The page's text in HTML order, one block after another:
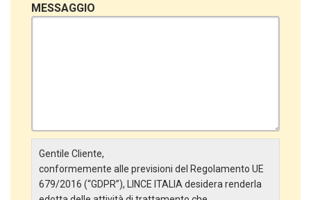
MESSAGGIO
Gentile Cliente,
conformemente alle previsioni del Regolamento UE
679/2016 (“GDPR”), LINCE ITALIA desidera renderla